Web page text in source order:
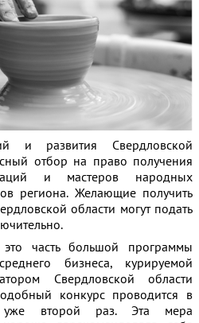
и развития Свердловской
отбор на право получения
и мастеров народных
региона. Желающие получить
области могут подать
часть большой программы
бизнеса, курируемой
Свердловской области
конкурс проводится в
уже второй раз. Эта мера